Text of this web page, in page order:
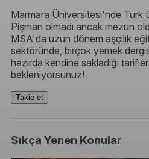
Marmara Üniversitesi'nde Türk
Pişman olmadı ancak mezun
MSA'da uzun dönem aşçılık
sektöründe, birçok yemek
hazırda kendine sakladığı
bekleniyorsunuz!
Takip et
Sıkça Yenen Konular